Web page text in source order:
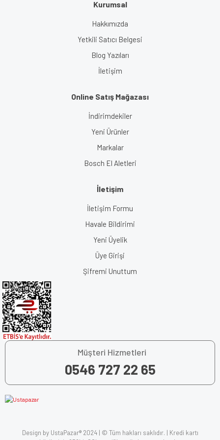
Kurumsal
Hakkımızda
Yetkili Satıcı Belgesi
Blog Yazıları
İletişim
Online Satış Mağazası
İndirimdekiler
Yeni Ürünler
Markalar
Bosch El Aletleri
İletişim
İletişim Formu
Havale Bildirimi
Yeni Üyelik
Üye Girişi
Şifremi Unuttum
Müşteri Hizmetleri
0546 727 22 65
Design by UstaPazar® 2024 | © Tüm hakları saklıdır. | Kredi kartı